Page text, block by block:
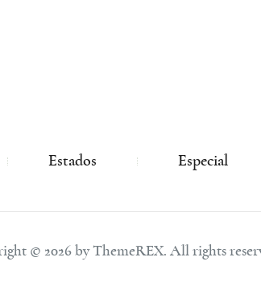
Estados Especial
© 2026 by ThemeREX. All rights